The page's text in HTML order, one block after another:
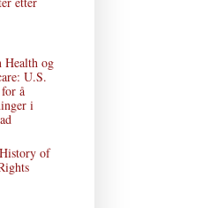
Health og
U.S.
å
i
of